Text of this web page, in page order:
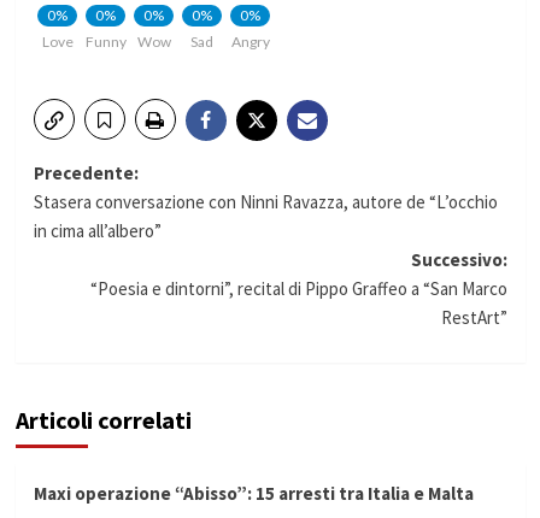
0%
Love
0%
Funny
0%
Wow
0%
Sad
0%
Angry
Navigazione
articolo
Precedente:
Stasera conversazione con Ninni Ravazza, autore de “L’occhio
in cima all’albero”
Successivo:
“Poesia e dintorni”, recital di Pippo Graffeo a “San Marco
RestArt”
Articoli correlati
Maxi operazione “Abisso”: 15 arresti tra Italia e Malta